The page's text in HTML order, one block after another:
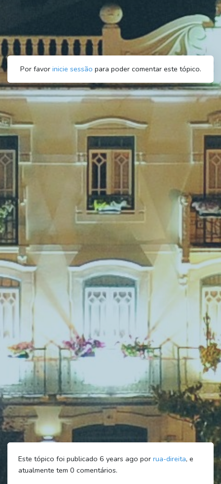
Por favor inicie sessão para poder comentar este tópico.
Este tópico foi publicado 6 years ago por rua-direita, e
atualmente tem 0 comentários.